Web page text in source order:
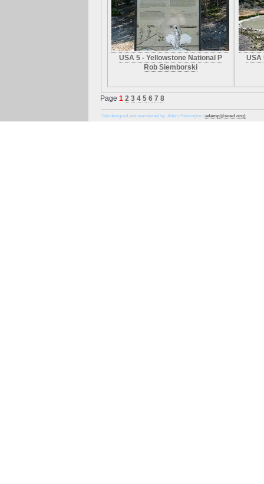
USA 5 - Yellowstone National P
Rob Siemborski
USA
Page 1 2 3 4 5 6 7 8
Site designed and maintained by: Adam Pennington (adamp@coed.org)